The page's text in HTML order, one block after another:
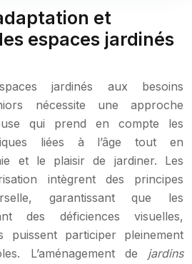
et
espaces jardinés
jardinés aux besoins
nécessite une approche
qui prend en compte les
liées à l’âge tout en
et le plaisir de jardiner. Les
intègrent des principes
garantissant que les
des déficiences visuelles,
puissent participer pleinement
L’aménagement de jardins